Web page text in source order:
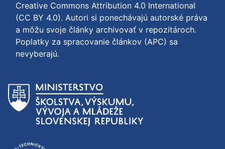
Creative Commons Attribution 4.0 International
(CC BY 4.0). Autori si ponechávajú autorské práva
a môžu svoje články archivovať v repozitároch.
Poplatky za spracovanie článkov (APC) sa
nevyberajú.